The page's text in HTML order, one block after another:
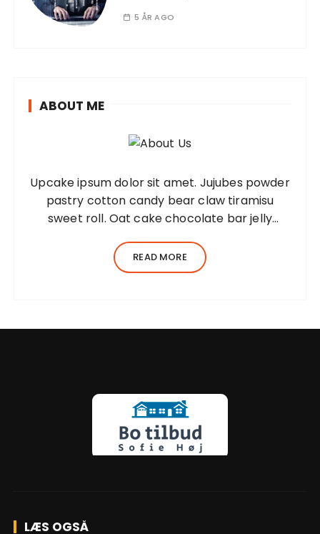
5 ÅR AGO
ABOUT ME
Upcake ipsum dolor sit amet. Jujubes powder
pastry cotton candy bear claw tiramisu
sweet roll. Oat cake chocolate bar jelly
adipiscing elit, sed do eiusmod tempor
incididunt ut…
READ MORE
LÆS OGSÅ